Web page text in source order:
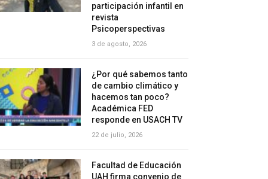
participación infantil en
revista
Psicoperspectivas
3 de agosto, 2026
¿Por qué sabemos tanto
de cambio climático y
hacemos tan poco?
Académica FED
responde en USACH TV
22 de julio, 2026
Facultad de Educación
UAH firma convenio de